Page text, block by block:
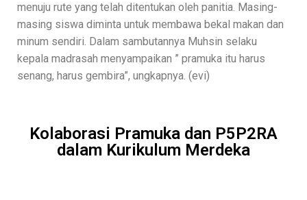
menuju rute yang telah ditentukan oleh panitia. Masing-
masing siswa diminta untuk membawa bekal makan dan
minum sendiri. Dalam sambutannya Muhsin selaku
kepala madrasah menyampaikan ” pramuka itu harus
senang, harus gembira”, ungkapnya. (evi)
Kolaborasi Pramuka dan P5P2RA
dalam Kurikulum Merdeka